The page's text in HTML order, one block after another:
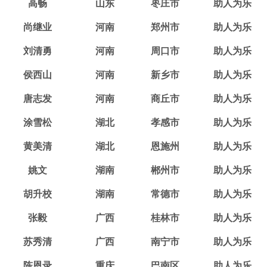
高畅 山东 枣庄市 助人为乐
尚继业 河南 郑州市 助人为乐
刘清勇 河南 周口市 助人为乐
侯西山 河南 新乡市 助人为乐
唐志发 河南 商丘市 助人为乐
涂雪松 湖北 孝感市 助人为乐
黄美清 湖北 恩施州 助人为乐
姚文 湖南 郴州市 助人为乐
胡升校 湖南 常德市 助人为乐
张毅 广西 桂林市 助人为乐
苏秀清 广西 南宁市 助人为乐